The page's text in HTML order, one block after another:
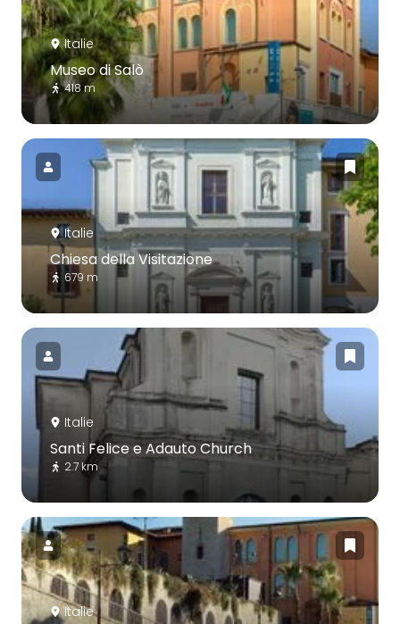
Italie
Museo di Salò
418 m
Italie
Chiesa della Visitazione
679 m
Italie
Santi Felice e Adauto Church
2.7 km
Italie